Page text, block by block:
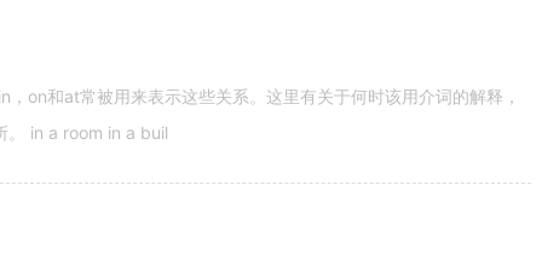
on和at常被用来表示这些关系。这里有关于何时该用介词的解释，
。 in a room in a buil